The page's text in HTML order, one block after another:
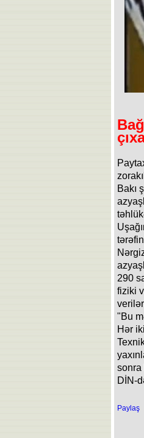
Bakı
290
fiziki
"Bu
Hər
sonra
DİN-
Paylaş